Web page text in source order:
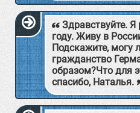
Здравствуйте.
году. Живу в
Подскажите, могу
гражданство
образом?Что для
спасибо, Наталья.